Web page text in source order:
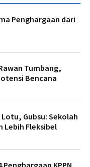
Penghargaan dari
Tumbang,
Bencana
Lotu, Gubsu: Sekolah
Lebih Fleksibel
Penghargaan KPPN